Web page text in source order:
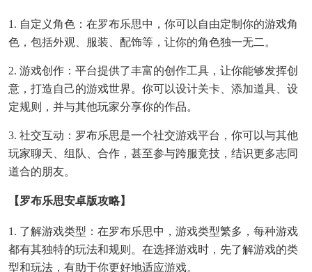
1. 自定义角色：在罗布乐思中，你可以自由定制你的游戏角
色，包括外观、服装、配饰等，让你的角色独一无二。
2. 游戏创作：平台提供了丰富的创作工具，让你能够发挥创
意，打造自己的游戏世界。你可以设计关卡、添加道具、设
定规则，并与其他玩家分享你的作品。
3. 社交互动：罗布乐思是一个社交游戏平台，你可以与其他
玩家聊天、组队、合作，甚至参与跨服竞技，结识更多志同
道合的朋友。
【罗布乐思安卓版攻略】
1. 了解游戏类型：在罗布乐思中，游戏类型繁多，每种游戏
都有其独特的玩法和规则。在选择游戏时，先了解游戏的类
型和玩法，有助于你更好地适应游戏。